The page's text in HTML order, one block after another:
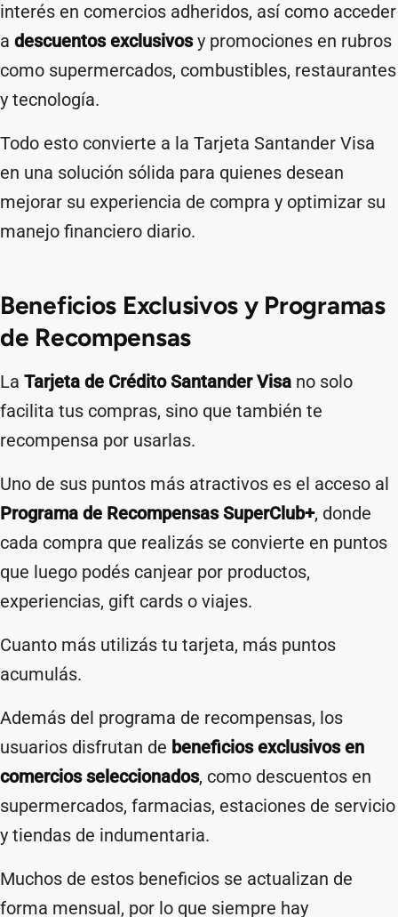
interés en comercios adheridos, así como acceder
a descuentos exclusivosy promociones en rubros
como supermercados, combustibles, restaurantes
y tecnología.
Todo esto convierte a la Tarjeta Santander Visa
en una solución sólida para quienes desean
mejorar su experiencia de compra y optimizar su
manejo financiero diario.
Beneficios Exclusivos y Programas
de Recompensas
La Tarjeta de Crédito Santander Visa no solo
facilita tus compras, sino que también te
recompensa por usarlas.
Uno de sus puntos más atractivos es el acceso al
Programa de Recompensas SuperClub+, donde
cada compra que realizás se convierte en puntos
que luego podés canjear por productos,
experiencias, gift cards o viajes.
Cuanto más utilizás tu tarjeta, más puntos
acumulás.
Además del programa de recompensas, los
usuarios disfrutan de beneficios exclusivos en
comercios seleccionados, como descuentos en
supermercados, farmacias, estaciones de servicio
y tiendas de indumentaria.
Muchos de estos beneficios se actualizan de
forma mensual, por lo que siempre hay